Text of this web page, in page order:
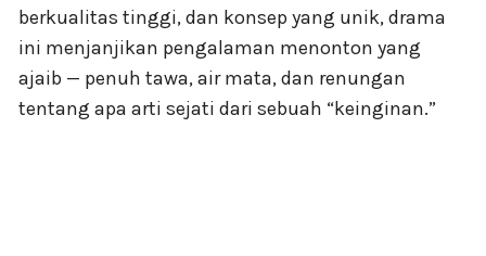
berkualitas tinggi, dan konsep yang unik, drama
ini menjanjikan pengalaman menonton yang
ajaib — penuh tawa, air mata, dan renungan
tentang apa arti sejati dari sebuah “keinginan.”